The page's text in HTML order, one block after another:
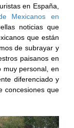
en España,
Mexicanos en
noticias que
que están
de subrayar y
paisanos en
muy personal, en
diferenciado y
concesiones que